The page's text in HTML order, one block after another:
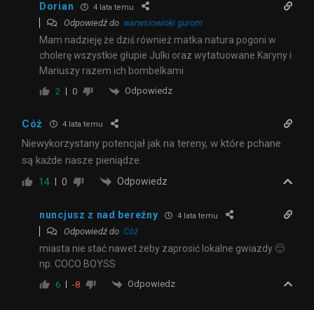
Dorian 4 lata temu
Odpowiedź do warwsiowioki gurom
Mam nadzieję że dziś również matka natura pogoni w
cholerę wszystkie głupie Julki oraz wytatuowane Karyny i
Mariuszy razem ich bombelkami
2 0 Odpowiedz
Cóż 4 lata temu
Niewykorzystany potencjał jak na tereny, w które pchane
są każde nasze pieniądze.
14 0 Odpowiedz
nuncjusz z nad bereźny 4 lata temu
Odpowiedź do Cóż
miasta nie stać nawet żeby zaprosić lokalne gwiazdy 🙂
np. COCO BOYSS
6 -8 Odpowiedz